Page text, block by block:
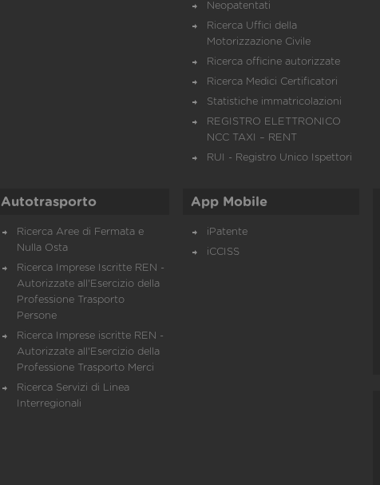
Neopatentati
Ricerca Uffici della
Motorizzazione Civile
Ricerca officine autorizzate
Ricerca Medici Certificatori
Statistiche immatricolazioni
REGISTRO ELETTRONICO
NCC TAXI – RENT
RUI - Registro Unico Ispettori
Autotrasporto
Ricerca Aree di Fermata e
Nulla Osta
Ricerca Imprese Iscritte REN -
Autorizzate all'Esercizio della
Professione Trasporto
Persone
Ricerca Imprese iscritte REN -
Autorizzate all'Esercizio della
Professione Trasporto Merci
Ricerca Servizi di Linea
Interregionali
App Mobile
iPatente
iCCISS